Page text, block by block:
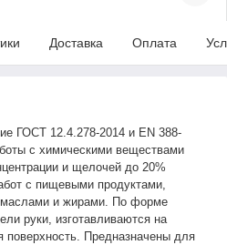
Доставка Оплата
ГОСТ 12.4.278-2014 и ЕN 388-
с химическими веществами
и щелочей до 20%
с пищевыми продуктами,
и жирами. По форме
руки, изготавливаются на
поверхность. Предназначены для